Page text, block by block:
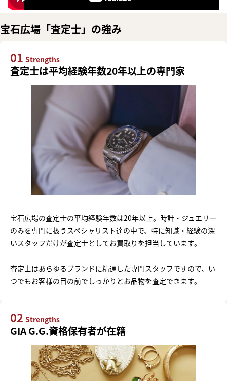
宝石広場「査定士」の強み
01 Strengths
査定士は平均経験年数20年以上の専門家
宝石広場の査定士の平均経験年数は20年以上。時計・ジュエリー
のみを専門に扱うスペシャリスト達の中で、特に知識・経験の深
いスタッフだけが査定士としてお買取りを担当しています。
査定士はあらゆるブランドに精通した専門スタッフですので、い
つでもお客様の目の前でしっかりとお品物を査定できます。
02 Strengths
GIA G.G.資格保有者が在籍